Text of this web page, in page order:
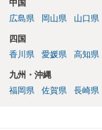
中国
広島県
岡山県 山口県
四国
香川県
愛媛県 高知県
九州・沖縄
福岡県
佐賀県 長崎県